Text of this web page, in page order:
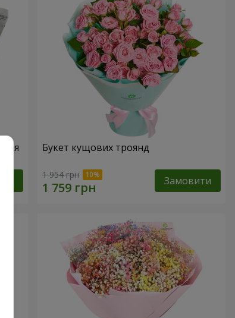
Букет кущових троянд
1 954 грн Замовити